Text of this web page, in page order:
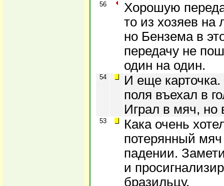
56
Хорошую
то из хозяев
но Бензема в
передачу не
один на один.
54
И еще
поля въехал в
Играл в мяч, но
53
Кака очень
потерянный
падении.
и
бразильцу.